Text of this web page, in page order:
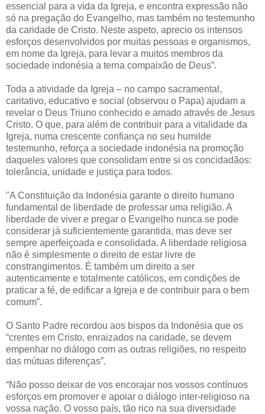
essencial para a vida da Igreja, e encontra expressão não
só na pregação do Evangelho, mas também no testemunho
da caridade de Cristo. Neste aspeto, aprecio os intensos
esforços desenvolvidos por muitas pessoas e organismos,
em nome da Igreja, para levar a muitos membros da
sociedade indonésia a terna compaixão de Deus”.
Toda a atividade da Igreja – no campo sacramental,
caritativo, educativo e social (observou o Papa) ajudam a
revelar o Deus Triuno conhecido e amado através de Jesus
Cristo. O que, para além de contribuir para a vitalidade da
Igreja, numa crescente confiança no seu humilde
testemunho, reforça a sociedade indonésia na promoção
daqueles valores que consolidam entre si os concidadãos:
tolerância, unidade e justiça para todos.
"A Constituição da Indonésia garante o direito humano
fundamental de liberdade de professar uma religião. A
liberdade de viver e pregar o Evangelho nunca se pode
considerar já suficientemente garantida, mas deve ser
sempre aperfeiçoada e consolidada. A liberdade religiosa
não é simplesmente o direito de estar livre de
constrangimentos. É também um direito a ser
autenticamente e totalmente católicos, em condições de
praticar a fé, de edificar a Igreja e de contribuir para o bem
comum”.
O Santo Padre recordou aos bispos da Indonésia que os
“crentes em Cristo, enraizados na caridade, se devem
empenhar no diálogo com as outras religiões, no respeito
das mútuas diferenças”.
“Não posso deixar de vos encorajar nos vossos contínuos
esforços em promover e apoiar o diálogo inter-religioso na
vossa nação. O vosso país, tão rico na sua diversidade